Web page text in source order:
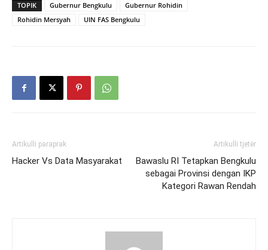
TOPIK Gubernur Bengkulu
Gubernur Rohidin
Rohidin Mersyah
UIN FAS Bengkulu
Artikulli paraprak
Hacker Vs Data Masyarakat
Artikulli tjetër
Bawaslu RI Tetapkan Bengkulu
sebagai Provinsi dengan IKP
Kategori Rawan Rendah